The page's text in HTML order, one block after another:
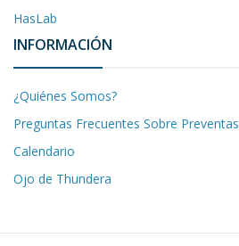
HasLab
INFORMACIÓN
¿Quiénes Somos?
Preguntas Frecuentes Sobre Preventas
Calendario
Ojo de Thundera